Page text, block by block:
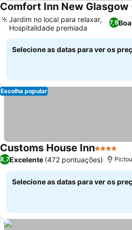
Comfort Inn New
7,9Boa
Jardim no local para relaxar,
Hospitalidade premiada
Selecione as datas para ver os
Escolha popular
Customs House Inn4 Estrelas
8,7Excelente (472 pontuações)
Selecione as datas para ver os